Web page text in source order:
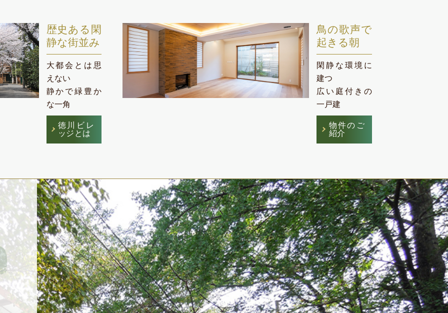
歴史ある閑
静な街並み
大都会とは思
えない
静かで緑豊か
な一角
徳川ビレ
ッジとは
鳥の歌声で
起きる朝
閑静な環境に
建つ
広い庭付きの
一戸建
物件のご
紹介